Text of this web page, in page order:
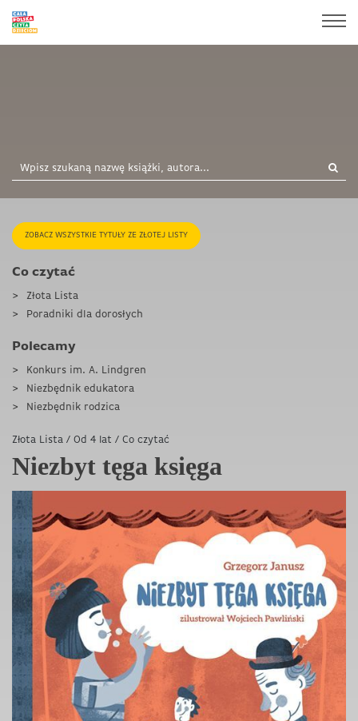
ZOBACZ WSZYSTKIE TYTUŁY ZE ZŁOTEJ LISTY
Co czytać
Złota Lista
Poradniki dla dorosłych
Polecamy
Konkurs im. A. Lindgren
Niezbędnik edukatora
Niezbędnik rodzica
Złota Lista / Od 4 lat / Co czytać
Niezbyt tęga księga